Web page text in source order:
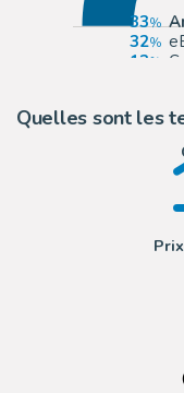
33
32
13
Quelles sont les